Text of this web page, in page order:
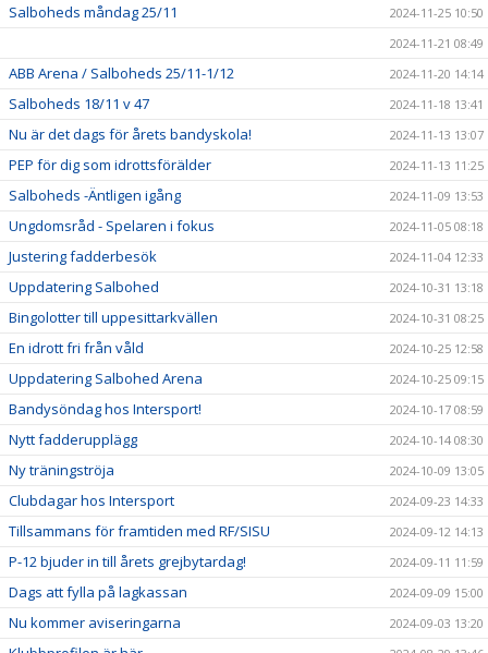
Salboheds måndag 25/11
2024-11-25 10:50
2024-11-21 08:49
ABB Arena / Salboheds 25/11-1/12 2024-11-20 14:14
Salboheds 18/11 v 47 2024-11-18 13:41
Nu är det dags för årets bandyskola! 2024-11-13 13:07
PEP för dig som idrottsförälder 2024-11-13 11:25
Salboheds -Äntligen igång 2024-11-09 13:53
Ungdomsråd - Spelaren i fokus 2024-11-05 08:18
Justering fadderbesök 2024-11-04 12:33
Uppdatering Salbohed 2024-10-31 13:18
Bingolotter till uppesittarkvällen 2024-10-31 08:25
En idrott fri från våld 2024-10-25 12:58
Uppdatering Salbohed Arena 2024-10-25 09:15
Bandysöndag hos Intersport! 2024-10-17 08:59
Nytt fadderupplägg 2024-10-14 08:30
Ny träningströja 2024-10-09 13:05
Clubdagar hos Intersport 2024-09-23 14:33
Tillsammans för framtiden med RF/SISU 2024-09-12 14:13
P-12 bjuder in till årets grejbytardag! 2024-09-11 11:59
Dags att fylla på lagkassan 2024-09-09 15:00
Nu kommer aviseringarna 2024-09-03 13:20